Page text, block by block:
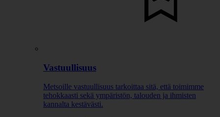
Vastuullisuus
Metsoille vastuullisuus tarkoittaa sitä, että toimimme
tehokkaasti sekä ympäristön, talouden ja ihmisten
kannalta kestävästi.